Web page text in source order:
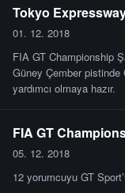
Tokyo
01. 12. 2018
FIA GT Championship
Güney Çember pistinde
yardımcı olmaya hazır.
FIA GT
05. 12. 2018
12 yorumcuyu GT